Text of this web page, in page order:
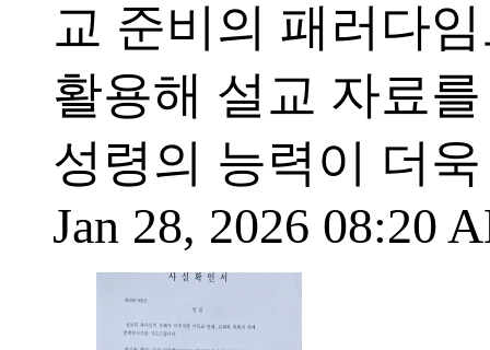
교 준비의 패러다
활용해 설교 자료
성령의 능력이 더
Jan 28, 2026 08:20